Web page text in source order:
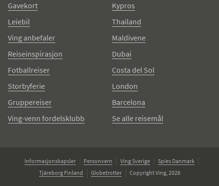
Gavekort
Leiebil
Ving anbefaler
Reiseinspirasjon
Fotballreiser
Storbyferie
Gruppereiser
Ving-venn fordelsklubb
Kypros
Thailand
Maldivene
Dubai
Costa del Sol
London
Barcelona
Se alle reisemål
Informasjonskapsler Personvern Ving Sverige
Spies Danmark
Tjäreborg Finland
Globetrotter Copyright Ving, 2026